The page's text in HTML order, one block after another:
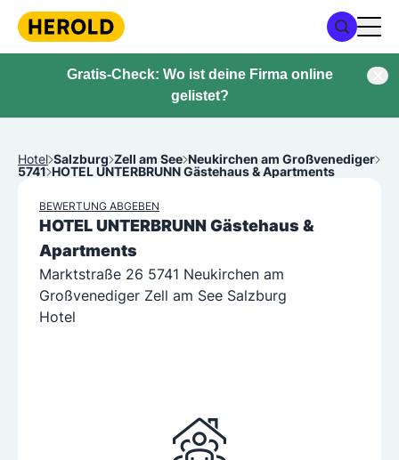
Gratis-Check: Wo ist deine Firma online
gelistet?
Hotel Salzburg Zell am See Neukirchen am Großvenediger
5741 HOTEL UNTERBRUNN Gästehaus & Apartments
BEWERTUNG ABGEBEN
HOTEL UNTERBRUNN Gästehaus &
Apartments
Marktstraße 26 5741 Neukirchen am
Großvenediger Zell am See Salzburg
Hotel